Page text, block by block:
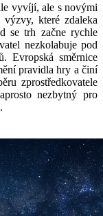
vyvíjí, ale s novými
které zdaleka
se trh začne rychle
nezkolabuje pod
Evropská směrnice
pravidla hry a činí
zprostředkovatele
nezbytný pro